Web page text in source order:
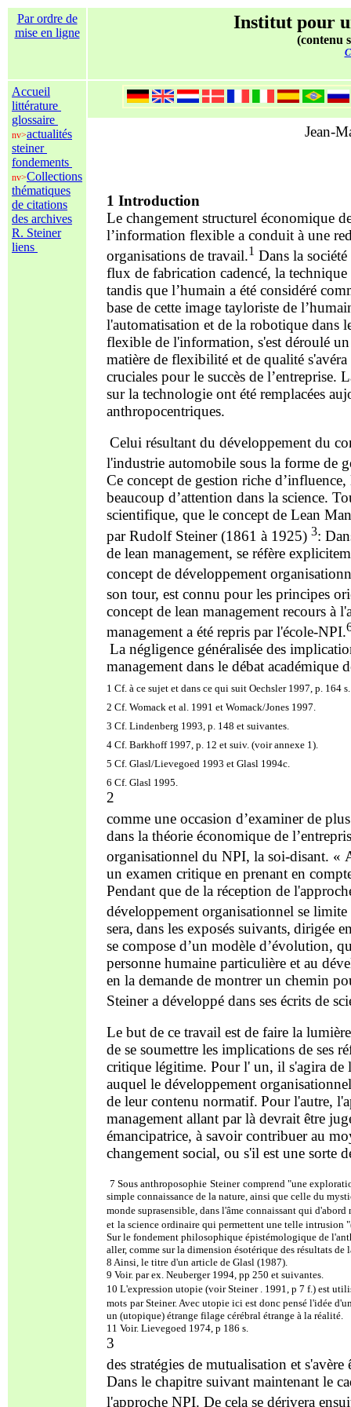
Par ordre de
mise en ligne
Institut pour
(contenu
Accueil
littérature
glossaire
nv>actualités
steiner
fondements
nv>Collections
thématiques
de citations
des archives
R. Steiner
liens
Jean-
1 Introduction
Le changement structurel économique
l’information flexible a conduit à une
organisations de travail.1 Dans la
flux de fabrication cadencé, la
tandis que l’humain a été considéré
base de cette image tayloriste de
l'automatisation et de la robotique dans
flexible de l'information, s'est déroulé
matière de flexibilité et de qualité s'avéra
cruciales pour le succès de l’entreprise.
sur la technologie ont été remplacées
anthropocentriques.
Celui résultant du développement du
l'industrie automobile sous la forme de
Ce concept de gestion riche
beaucoup d’attention dans la science.
scientifique, que le concept de Lean
par Rudolf Steiner (1861 à 1925) 3:
de lean management, se réfère
concept de développement
son tour, est connu pour les principes
concept de lean management recours à
management a été repris par l'école-NPI.
La négligence généralisée des
management dans le débat académique
1 Cf. à ce sujet et dans ce qui suit Oechsler 1997, p. 164 s.
2 Cf. Womack et al. 1991 et Womack/Jones 1997.
3 Cf. Lindenberg 1993, p. 148 et suivantes.
4 Cf. Barkhoff 1997, p. 12 et suiv. (voir annexe 1).
5 Cf. Glasl/Lievegoed 1993 et Glasl 1994c.
6 Cf. Glasl 1995.
2
comme une occasion d’examiner de
dans la théorie économique de
organisationnel du NPI, la soi-disant. «
un examen critique en prenant en
Pendant que de la réception de
développement organisationnel se
sera, dans les exposés suivants, dirigée
se compose d’un modèle d’évolution,
personnehumaine particulière et au
en la demande de montrer un chemin
Steiner a développé dans ses écrits de
Le but de ce travail est de faire la
de se soumettre les implications de ses
critique légitime. Pour l' un, il s'agira
auquel le développement
de leur contenu normatif. Pour l'autre,
management allant par là devrait être
émancipatrice, à savoir contribuer au
changement social, ou s'il est une sorte
7 Sous anthroposophie Steiner comprend "une
simple connaissance de la nature, ainsi que celle du
monde suprasensible, dans l'âme connaissant qui d'abord
et la science ordinaire qui permettent une telle intrusion
Sur le fondement philosophique épistémologique de
aller, comme sur la dimension ésotérique des résultats de
8 Ainsi, le titre d'un article de Glasl (1987).
9 Voir. par ex. Neuberger 1994, pp 250 et suivantes.
10 L'expression utopie (voir Steiner . 1991, p 7 f.) est
mots par Steiner. Avec utopie ici est donc pensé l'idée
un (utopique) étrange filage cérébral étrange à la réalité.
11 Voir. Lievegoed 1974, p 186 s.
3
des stratégies de mutualisation et
Dans le chapitre suivant maintenant le
l'approche NPI. De cela se dérivera